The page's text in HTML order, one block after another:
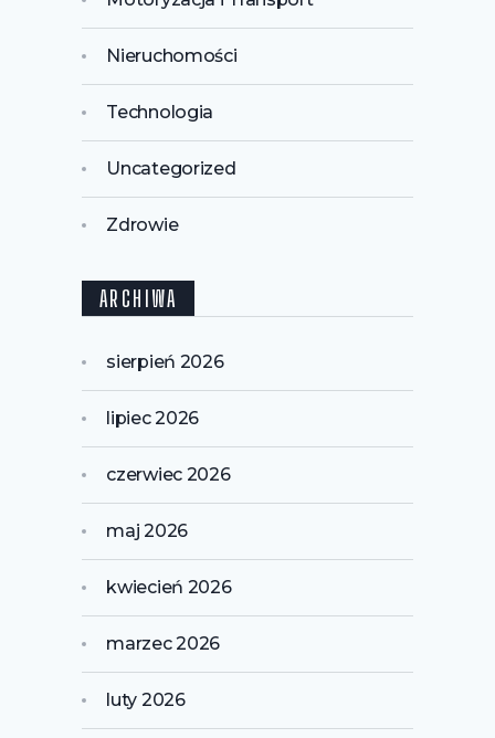
Nieruchomości
Technologia
Uncategorized
Zdrowie
ARCHIWA
sierpień 2026
lipiec 2026
czerwiec 2026
maj 2026
kwiecień 2026
marzec 2026
luty 2026